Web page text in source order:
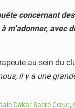
concernant
m’adonner, avec
au sein du
il y a une
Dakar Sacré Cœur,